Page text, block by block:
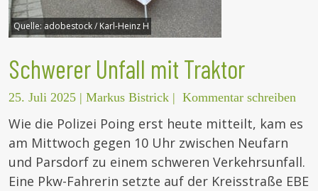
Quelle: adobestock / Karl-Heinz H
Schwerer Unfall mit Traktor
25. Juli 2025 | Markus Bistrick | Kommentar schreiben
Wie die Polizei Poing erst heute mitteilt, kam es
am Mittwoch gegen 10 Uhr zwischen Neufarn
und Parsdorf zu einem schweren Verkehrsunfall.
Eine Pkw-Fahrerin setzte auf der Kreisstraße EBE